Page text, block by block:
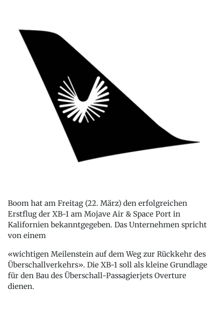
Boom hat am Freitag (22. März) den erfolgreichen
Erstflug der XB-1 am Mojave Air & Space Port in
Kalifornien bekanntgegeben. Das Unternehmen spricht
von einem
«wichtigen Meilenstein auf dem Weg zur Rückkehr des
Überschallverkehrs». Die XB-1 soll als kleine Grundlage
für den Bau des Überschall-Passagierjets Overture
dienen.